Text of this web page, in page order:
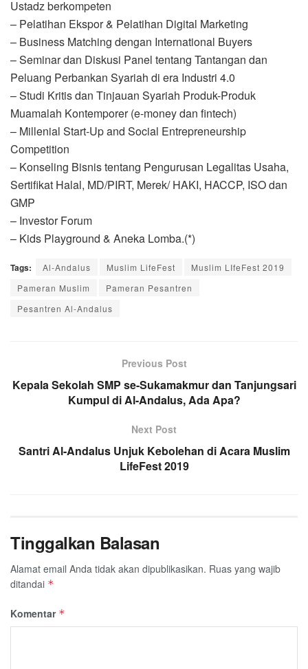
Ustadz berkompeten
– Pelatihan Ekspor & Pelatihan Digital Marketing
– Business Matching dengan International Buyers
– Seminar dan Diskusi Panel tentang Tantangan dan
Peluang Perbankan Syariah di era Industri 4.0
– Studi Kritis dan Tinjauan Syariah Produk-Produk
Muamalah Kontemporer (e-money dan fintech)
– Millenial Start-Up and Social Entrepreneurship
Competition
– Konseling Bisnis tentang Pengurusan Legalitas Usaha,
Sertifikat Halal, MD/PIRT, Merek/ HAKI, HACCP, ISO dan
GMP
– Investor Forum
– Kids Playground & Aneka Lomba.(*)
Tags: Al-Andalus Muslim LifeFest
Muslim LIfeFest 2019
Pameran Muslim
Pameran Pesantren
Pesantren Al-Andalus
Previous Post
Kepala Sekolah SMP se-Sukamakmur dan Tanjungsari
Kumpul di Al-Andalus, Ada Apa?
Next Post
Santri Al-Andalus Unjuk Kebolehan di Acara Muslim
LifeFest 2019
Tinggalkan Balasan
Alamat email Anda tidak akan dipublikasikan. Ruas yang wajib
ditandai *
Komentar *